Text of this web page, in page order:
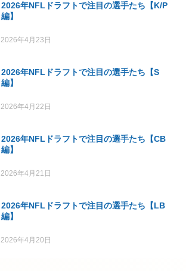
2026年NFLドラフトで注目の選手たち【K/P
編】
2026年4月23日
2026年NFLドラフトで注目の選手たち【S
編】
2026年4月22日
2026年NFLドラフトで注目の選手たち【CB
編】
2026年4月21日
2026年NFLドラフトで注目の選手たち【LB
編】
2026年4月20日